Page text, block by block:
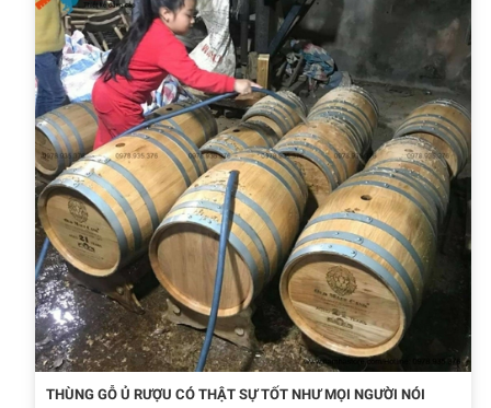
THÙNG GỖ Ủ RƯỢU CÓ THẬT SỰ TỐT NHƯ MỌI NGƯỜI NÓI